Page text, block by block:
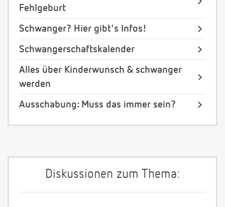
Fehlgeburt
Schwanger? Hier gibt's Infos!
Schwangerschaftskalender
Alles über Kinderwunsch & schwanger
werden
Ausschabung: Muss das immer sein?
Diskussionen zum Thema: